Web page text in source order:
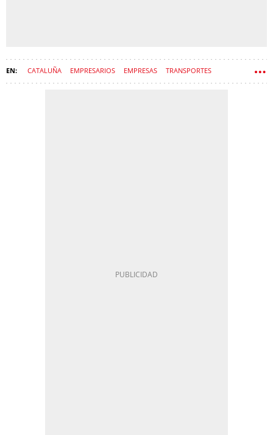
CATALUÑA EMPRESARIOS EMPRESAS TRANSPORTES